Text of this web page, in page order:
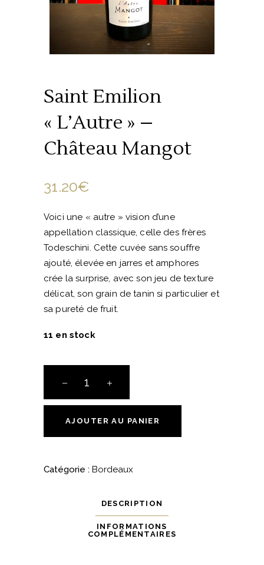
Saint Emilion
« L’Autre » –
Château Mangot
31.20€
Voici une « autre » vision d’une
appellation classique, celle des frères
Todeschini. Cette cuvée sans souffre
ajouté, élevée en jarres et amphores
crée la surprise, avec son jeu de texture
délicat, son grain de tanin si particulier et
sa pureté de fruit.
11 en stock
Emilion
« L’Autre »
quantité
AJOUTER AU PANIER
Catégorie : Bordeaux
DESCRIPTION
INFORMATIONS
COMPLÉMENTAIRES